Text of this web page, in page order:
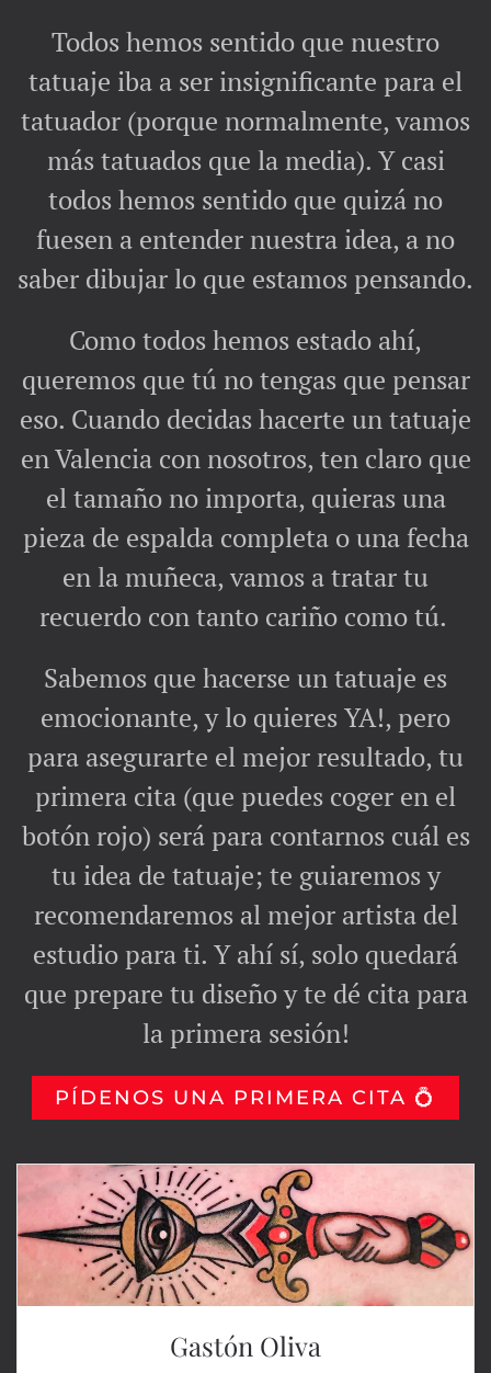
Todos hemos sentido que nuestro
tatuaje iba a ser insignificante para el
tatuador (porque normalmente, vamos
más tatuados que la media). Y casi
todos hemos sentido que quizá no
fuesen a entender nuestra idea, a no
saber dibujar lo que estamos pensando.
Como todos hemos estado ahí,
queremos que tú no tengas que pensar
eso. Cuando decidas hacerte un tatuaje
en Valencia con nosotros, ten claro que
el tamaño no importa, quieras una
pieza de espalda completa o una fecha
en la muñeca, vamos a tratar tu
recuerdo con tanto cariño como tú.
Sabemos que hacerse un tatuaje es
emocionante, y lo quieres YA!, pero
para asegurarte el mejor resultado, tu
primera cita (que puedes coger en el
botón rojo) será para contarnos cuál es
tu idea de tatuaje; te guiaremos y
recomendaremos al mejor artista del
estudio para ti. Y ahí sí, solo quedará
que prepare tu diseño y te dé cita para
la primera sesión!
PÍDENOS UNA PRIMERA CITA 💍
Gastón Oliva